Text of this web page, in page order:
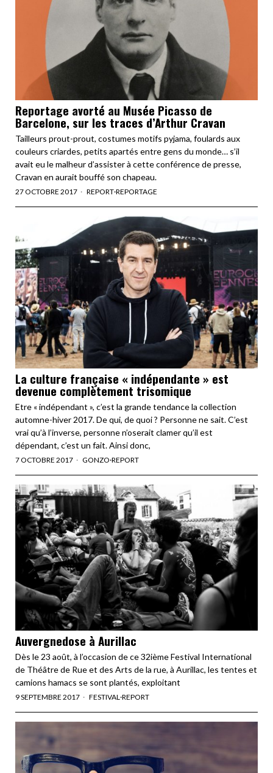
Reportage avorté au Musée Picasso de
Barcelone, sur les traces d’Arthur Cravan
Tailleurs prout-prout, costumes motifs pyjama, foulards aux
couleurs criardes, petits apartés entre gens du monde… s’il
avait eu le malheur d’assister à cette conférence de presse,
Cravan en aurait bouffé son chapeau.
27 OCTOBRE 2017 REPORT·REPORTAGE
La culture française « indépendante » est
devenue complètement trisomique
Etre « indépendant », c’est la grande tendance la collection
automne-hiver 2017. De qui, de quoi ? Personne ne sait. C’est
vrai qu’à l’inverse, personne n’oserait clamer qu’il est
dépendant, c’est un fait. Ainsi donc,
7 OCTOBRE 2017 GONZO·REPORT
Auvergnedose à Aurillac
Dès le 23 août, à l’occasion de ce 32ième Festival International
de Théâtre de Rue et des Arts de la rue, à Aurillac, les tentes et
camions hamacs se sont plantés, exploitant
9 SEPTEMBRE 2017 FESTIVAL ·REPORT